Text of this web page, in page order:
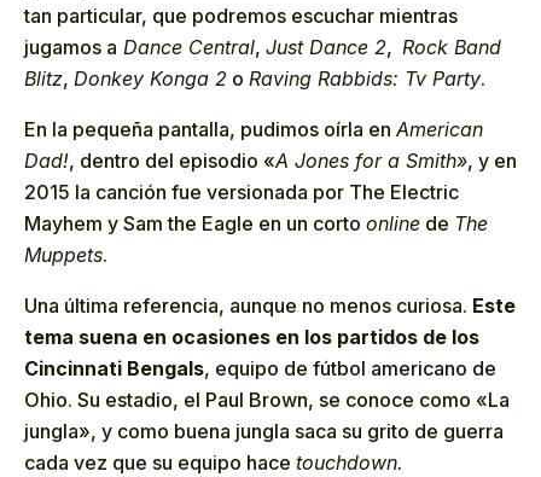
tan particular, que podremos escuchar mientras
jugamos a Dance Central, Just Dance 2, Rock Band
Blitz, Donkey Konga 2 o Raving Rabbids: Tv Party.
En la pequeña pantalla, pudimos oírla enAmerican
Dad!, dentro del episodio «A Jones for a Smith», y en
2015 la canción fue versionada por The Electric
Mayhem y Sam the Eagle en un corto online de The
Muppets.
Una última referencia, aunque no menos curiosa. Este
tema suena en ocasiones en los partidos de los
Cincinnati Bengals, equipo de fútbol americano de
Ohio. Su estadio, el Paul Brown, se conoce como «La
jungla», y como buena jungla saca su grito de guerra
cada vez que su equipo hace touchdown.